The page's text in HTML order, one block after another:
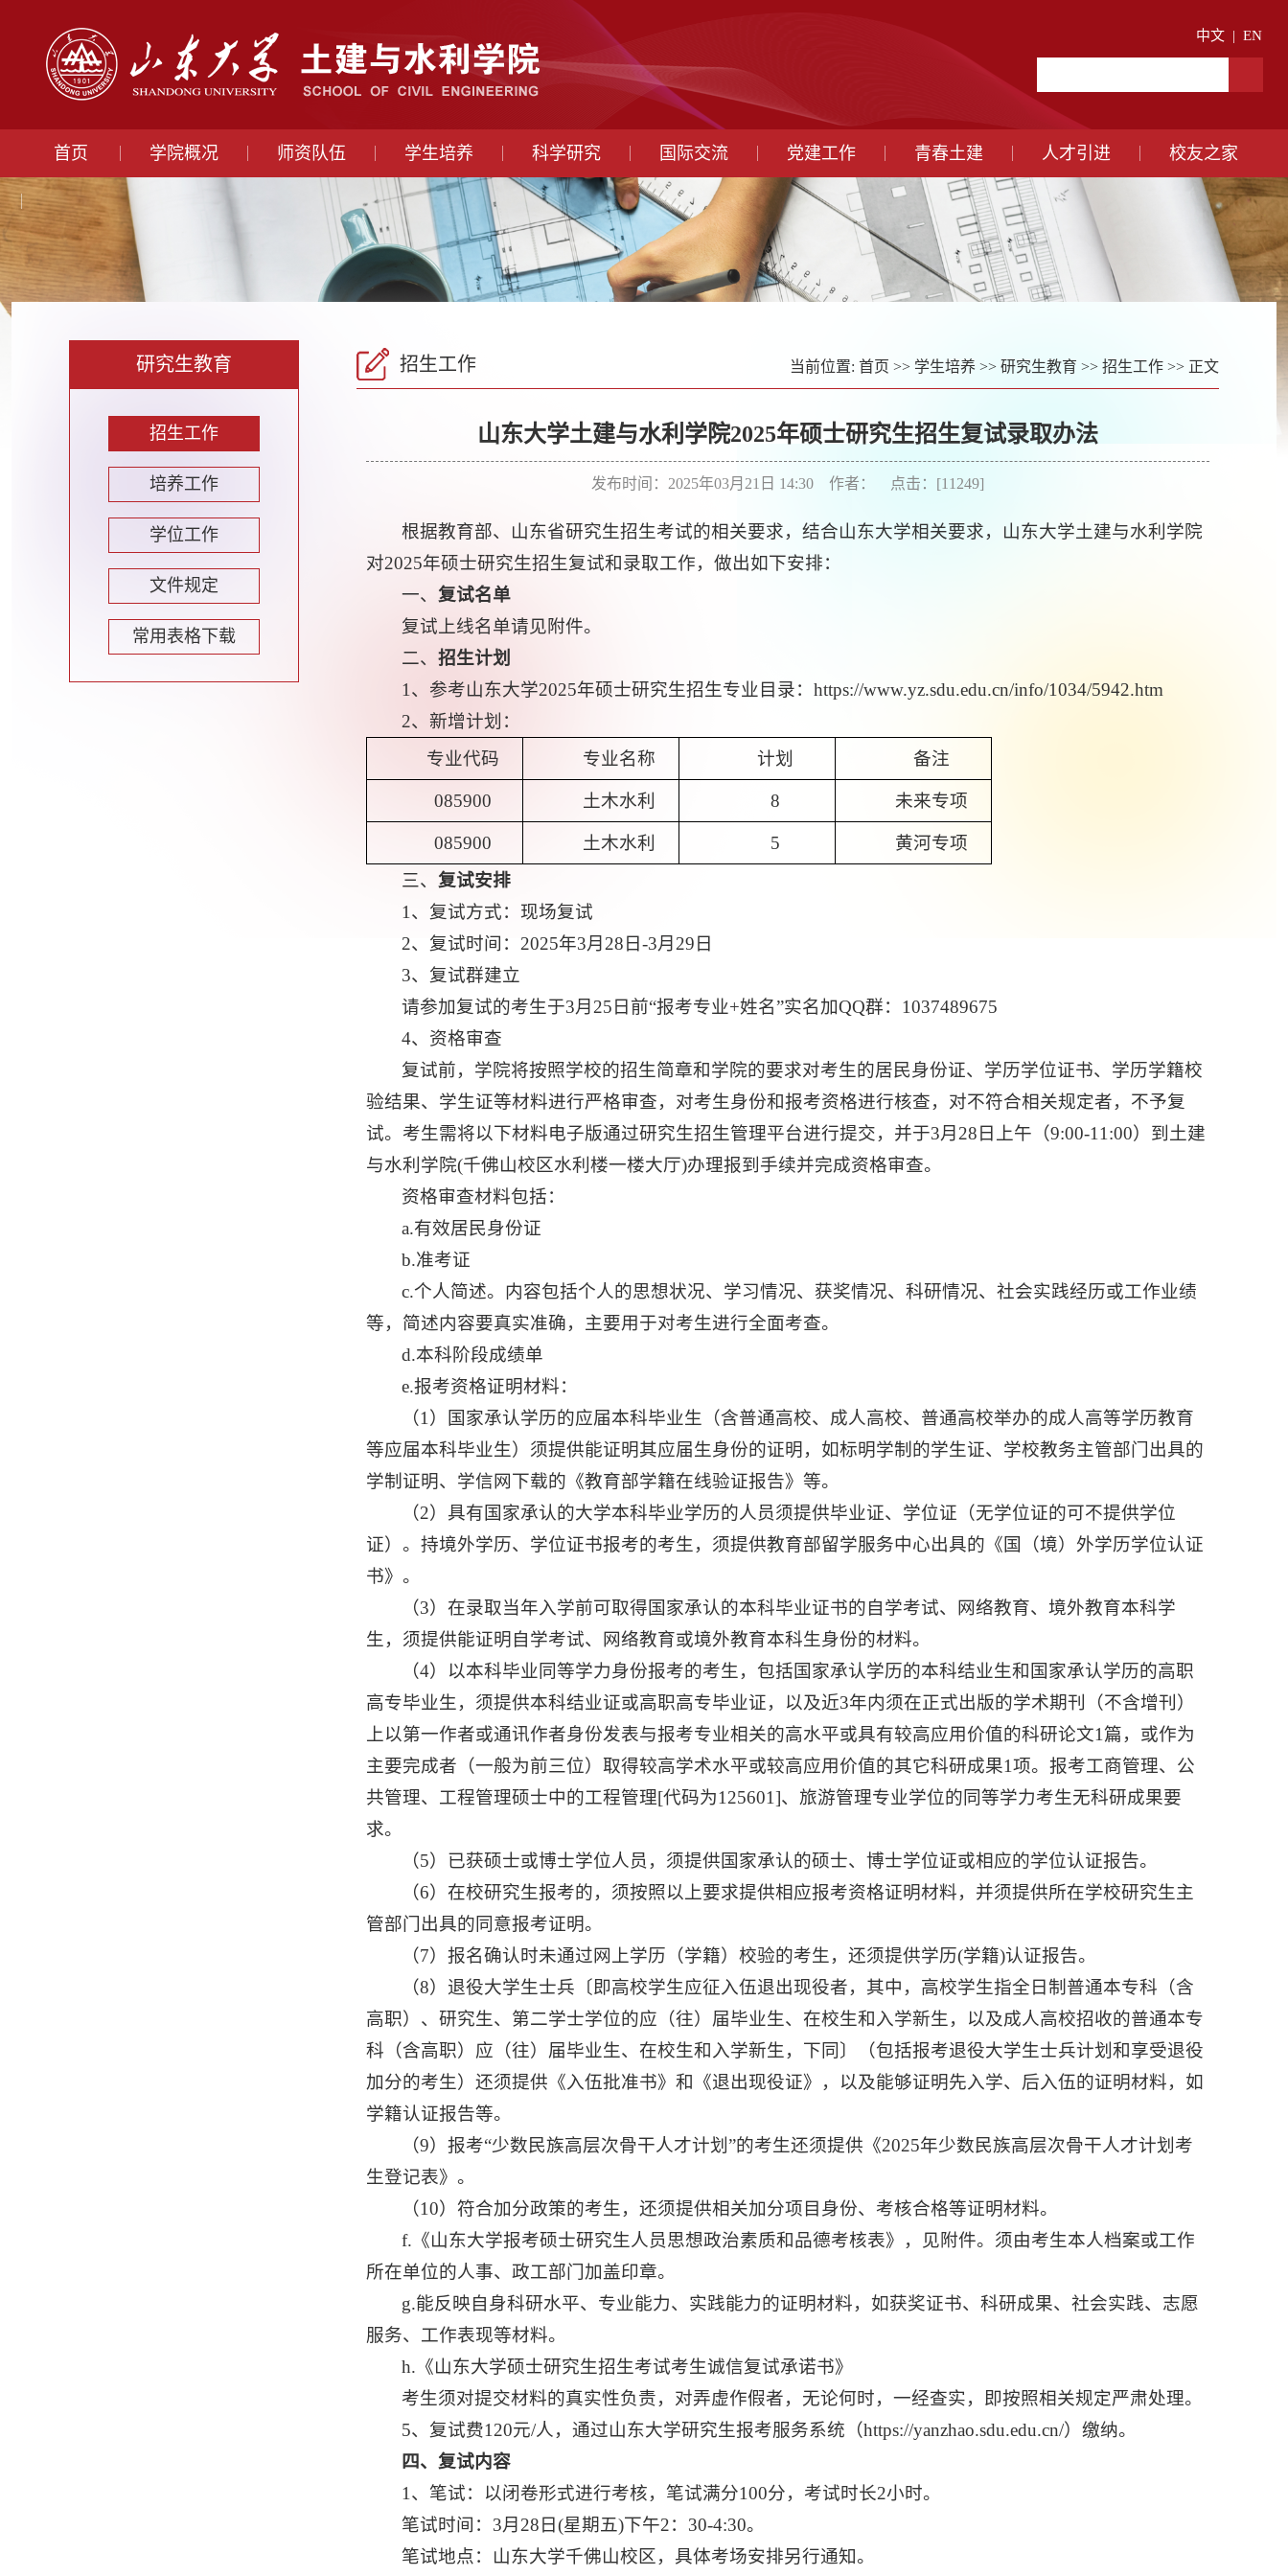
中文 | EN
首页 学院概况 师资队伍 学生培养 科学研究 国际交流 党建工作 青春土建 人才引进 校友之家
研究生教育
招生工作
培养工作
学位工作
文件规定
常用表格下载
招生工作 当前位置: 首页 >> 学生培养 >> 研究生教育 >> 招生工作 >> 正文
山东大学土建与水利学院2025年硕士研究生招生复试录取办法
发布时间：2025年03月21日 14:30 作者： 点击：[11249]
根据教育部、山东省研究生招生考试的相关要求，结合山东大学相关要求，山东大学土建与水利学院
对2025年硕士研究生招生复试和录取工作，做出如下安排：
一、 复试名单
复试上线名单请见附件。
二、招生计划
1、参考山东大学2025年硕士研究生招生专业目录：https://www.yz.sdu.edu.cn/info/1034/5942.htm
2、新增计划：
专业代码
专业名称 计划 备注
085900 土木水利 8 未来专项
085900 土木水利 5
黄河专项
三、 复试安排
1、复试方式：现场复试
2、复试时间：2025年3月28日-3月29日
3、复试群建立
请参加复试的考生于3月25日前“报考专业+姓名”实名加QQ群：1037489675
4、资格审查
复试前，学院将按照学校的招生简章和学院的要求对考生的居民身份证、学历学位证书、学历学籍校
验结果、学生证等材料进行严格审查，对考生身份和报考资格进行核查，对不符合相关规定者，不予复
试。考生需将以下材料电子版通过研究生招生管理平台进行提交，并于3月28日上午（9:00-11:00）到土建
与水利学院(千佛山校区水利楼一楼大厅)办理报到手续并完成资格审查。
资格审查材料包括：
a.有效居民身份证
b.准考证
c.个人简述。内容包括个人的思想状况、学习情况、获奖情况、科研情况、社会实践经历或工作业绩
等，简述内容要真实准确，主要用于对考生进行全面考查。
d.本科阶段成绩单
e.报考资格证明材料：
（1）国家承认学历的应届本科毕业生（含普通高校、成人高校、普通高校举办的成人高等学历教育
等应届本科毕业生）须提供能证明其应届生身份的证明，如标明学制的学生证、学校教务主管部门出具的
学制证明、学信网下载的《教育部学籍在线验证报告》等。
（2）具有国家承认的大学本科毕业学历的人员须提供毕业证、学位证（无学位证的可不提供学位
证）。持境外学历、学位证书报考的考生，须提供教育部留学服务中心出具的《国（境）外学历学位认证
书》。
（3）在录取当年入学前可取得国家承认的本科毕业证书的自学考试、网络教育、境外教育本科学
生，须提供能证明自学考试、网络教育或境外教育本科生身份的材料。
（4）以本科毕业同等学力身份报考的考生，包括国家承认学历的本科结业生和国家承认学历的高职
高专毕业生，须提供本科结业证或高职高专毕业证，以及近3年内须在正式出版的学术期刊（不含增刊）
上以第一作者或通讯作者身份发表与报考专业相关的高水平或具有较高应用价值的科研论文1篇，或作为
主要完成者（一般为前三位）取得较高学术水平或较高应用价值的其它科研成果1项。报考工商管理、公
共管理、工程管理硕士中的工程管理[代码为125601]、旅游管理专业学位的同等学力考生无科研成果要
求。
（5）已获硕士或博士学位人员，须提供国家承认的硕士、博士学位证或相应的学位认证报告。
（6）在校研究生报考的，须按照以上要求提供相应报考资格证明材料，并须提供所在学校研究生主
管部门出具的同意报考证明。
（7）报名确认时未通过网上学历（学籍）校验的考生，还须提供学历(学籍)认证报告。
（8）退役大学生士兵〔即高校学生应征入伍退出现役者，其中，高校学生指全日制普通本专科（含
高职）、研究生、第二学士学位的应（往）届毕业生、在校生和入学新生，以及成人高校招收的普通本专
科（含高职）应（往）届毕业生、在校生和入学新生，下同〕（包括报考退役大学生士兵计划和享受退役
加分的考生）还须提供《入伍批准书》和《退出现役证》，以及能够证明先入学、后入伍的证明材料，如
学籍认证报告等。
（9）报考“少数民族高层次骨干人才计划”的考生还须提供《2025年少数民族高层次骨干人才计划考
生登记表》。
（10）符合加分政策的考生，还须提供相关加分项目身份、考核合格等证明材料。
f.《山东大学报考硕士研究生人员思想政治素质和品德考核表》，见附件。须由考生本人档案或工作
所在单位的人事、政工部门加盖印章。
g.能反映自身科研水平、专业能力、实践能力的证明材料，如获奖证书、科研成果、社会实践、志愿
服务、工作表现等材料。
h.《山东大学硕士研究生招生考试考生诚信复试承诺书》
考生须对提交材料的真实性负责，对弄虚作假者，无论何时，一经查实，即按照相关规定严肃处理。
5、复试费120元/人，通过山东大学研究生报考服务系统（https://yanzhao.sdu.edu.cn/）缴纳。
四、复试内容
1、笔试：以闭卷形式进行考核，笔试满分100分，考试时长2小时。
笔试时间：3月28日(星期五)下午2：30-4:30。
笔试地点：山东大学千佛山校区，具体考场安排另行通知。